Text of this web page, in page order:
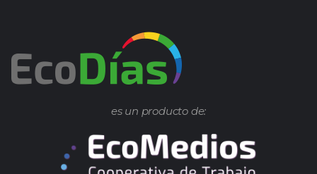
es un producto de: